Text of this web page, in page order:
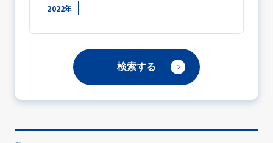
2022年